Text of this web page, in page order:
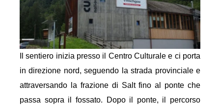
Il sentiero inizia presso il Centro Culturale e ci porta
in direzione nord, seguendo la strada provinciale e
attraversando la frazione di Salt fino al ponte che
passa sopra il fossato. Dopo il ponte, il percorso